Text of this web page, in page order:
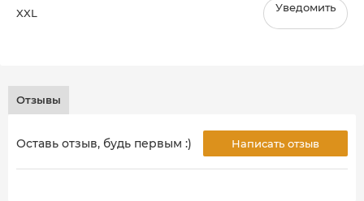
XXL Уведомить
Отзывы
Оставь отзыв, будь первым :) Написать отзыв